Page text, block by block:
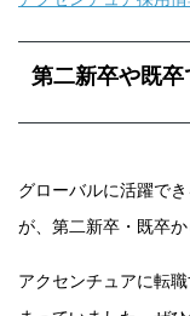
第二新卒や既卒
グローバルに活躍で
が、第二新卒・既卒
アクセンチュアに転